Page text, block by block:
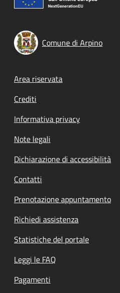
Comune di Arpino
Footer menu
Area riservata
Crediti
Informativa privacy
Note legali
Dichiarazione di accessibilità
Contatti
Prenotazione appuntamento
Richiedi assistenza
Statistiche del portale
Leggi le FAQ
Pagamenti